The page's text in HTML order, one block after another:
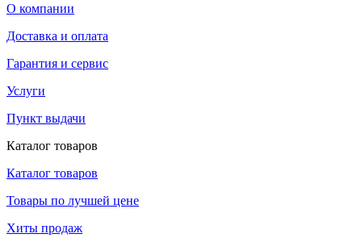
О компании
Доставка и оплата
Гарантия и сервис
Услуги
Пункт выдачи
Каталог товаров
Каталог товаров
Товары по лучшей цене
Хиты продаж